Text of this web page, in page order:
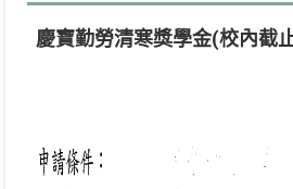
慶寶勤勞清寒獎學金(校內截